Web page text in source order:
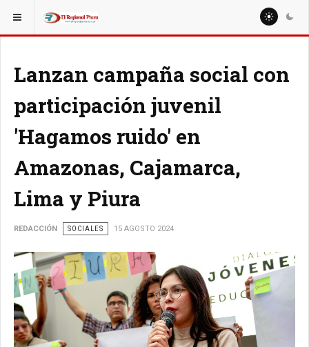
ESTÁ AQUÍ: MISCELANEAS
Lanzan campaña social con
participación juvenil
'Hagamos ruido' en
Amazonas, Cajamarca,
Lima y Piura
REDACCIÓN SOCIALES 15 AGOSTO 2024